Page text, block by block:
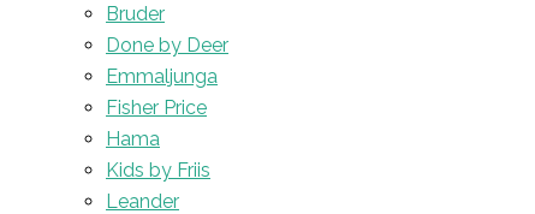
Bruder
Done by Deer
Emmaljunga
Fisher Price
Hama
Kids by Friis
Leander